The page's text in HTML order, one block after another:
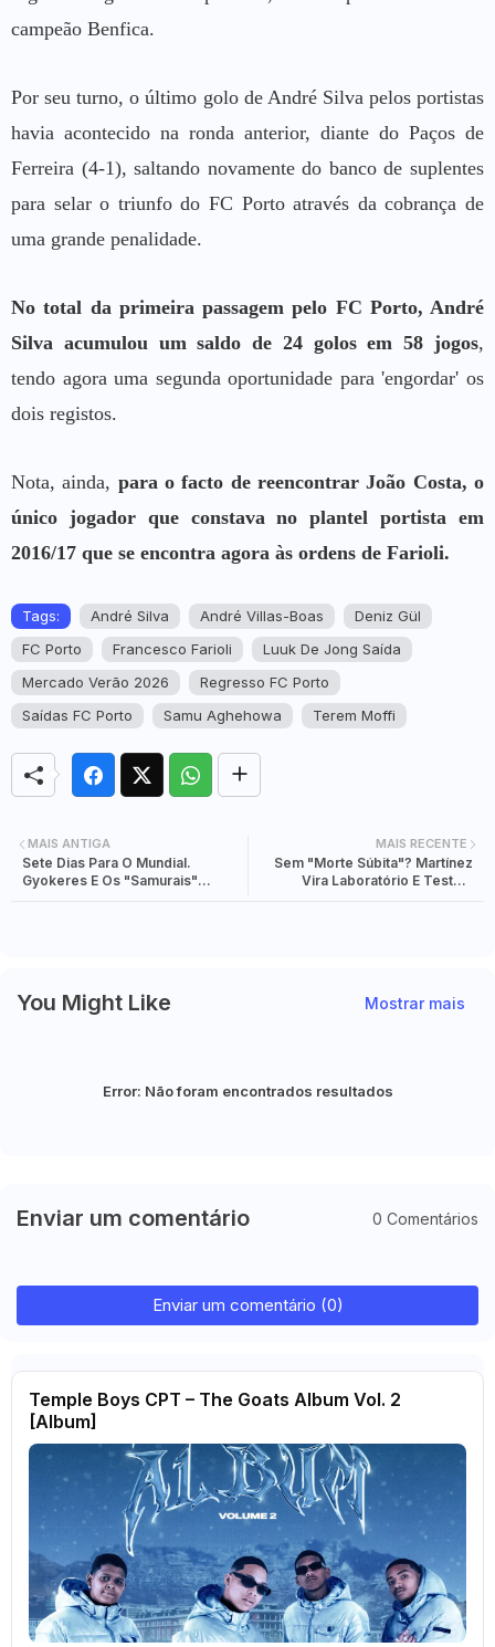
campeão Benfica.
Por seu turno, o último golo de André Silva pelos portistas
havia acontecido na ronda anterior, diante do Paços de
Ferreira (4-1), saltando novamente do banco de suplentes
para selar o triunfo do FC Porto através da cobrança de
uma grande penalidade.
No total da primeira passagem pelo FC Porto, André
Silva acumulou um saldo de 24 golos em 58 jogos,
tendo agora uma segunda oportunidade para 'engordar' os
dois registos.
Nota, ainda, para o facto de reencontrar João Costa, o
único jogador que constava no plantel portista em
2016/17 que se encontra agora às ordens de Farioli.
Tags: André Silva André Villas-Boas
Deniz Gül
FC Porto
Francesco Farioli
Luuk De Jong Saída
Mercado Verão 2026
Regresso FC Porto
Saídas FC Porto
Samu Aghehowa Terem Moffi
MAIS RECENTE
Sem "Morte Súbita"? Martínez
Vira Laboratório E Testa 3
MAIS ANTIGA
Sete Dias Para O Mundial.
Gyokeres E Os "Samurais"
You Might Like Mostrar mais
Error: Não foram encontrados resultados
Enviar um comentário 0 Comentários
Enviar um comentário (0)
Temple Boys CPT – The Goats Album Vol. 2
[Album]